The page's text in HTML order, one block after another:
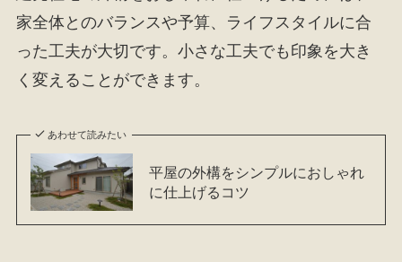
家全体とのバランスや予算、ライフスタイルに合
った工夫が大切です。小さな工夫でも印象を大き
く変えることができます。
あわせて読みたい
平屋の外構をシンプルにおしゃれ
に仕上げるコツ